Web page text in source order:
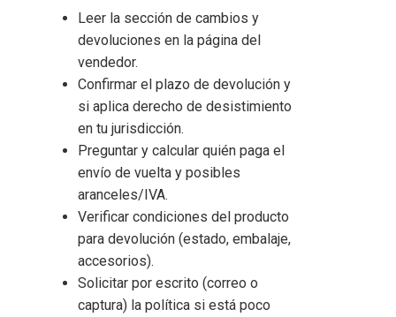
Leer la sección de cambios y
devoluciones en la página del
vendedor.
Confirmar el plazo de devolución y
si aplica derecho de desistimiento
en tu jurisdicción.
Preguntar y calcular quién paga el
envío de vuelta y posibles
aranceles/IVA.
Verificar condiciones del producto
para devolución (estado, embalaje,
accesorios).
Solicitar por escrito (correo o
captura) la política si está poco